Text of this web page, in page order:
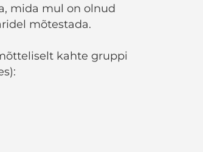
mida mul on olnud
mõtestada.
kahte gruppi